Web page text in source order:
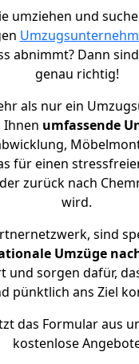
umziehen und
abnimmt? Dann
genau richtig!
als nur ein
Ihnen umfassende
für einen
zurück nach
wird.
sind
Umzüge
und sorgen dafür,
pünktlich ans Ziel
das Formular aus
kostenlose